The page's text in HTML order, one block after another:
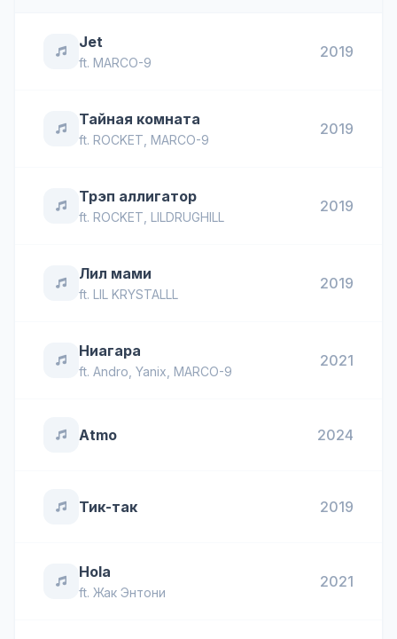
Jet
ft. MARCO-9
2019
Тайная комната
ft. ROCKET MARCO-9
2019
Трэп аллигатор
ft. ROCKET LILDRUGHILL
2019
Лил мами
ft. LIL KRYSTALLL
2019
Ниагара
ft. Andro Yanix MARCO-9
2021
Atmo 2024
Тик-так 2019
Hola
ft. Жак Энтони
2021